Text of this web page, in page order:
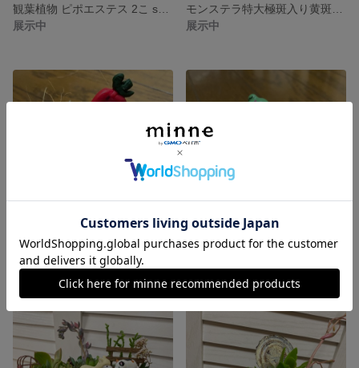
展示中
展示中
handmade♡多肉植物ちっちゃなちっちゃな寄せ植え♡癒し
展示中
handmade♡多肉植物ちっちゃな寄せ植え♡